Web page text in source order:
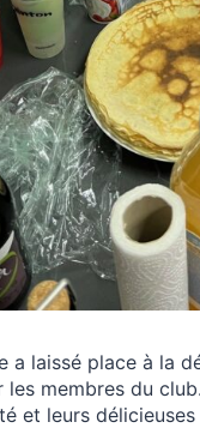
a laissé place à la
membres du
et leurs